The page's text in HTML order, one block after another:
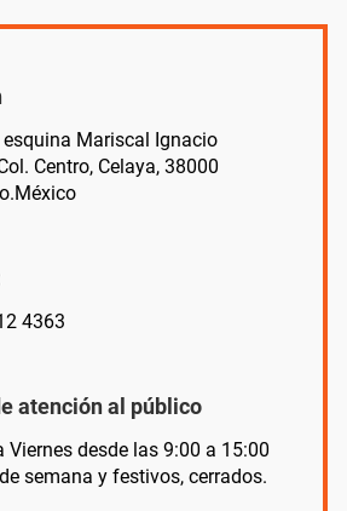
esquina Mariscal Ignacio
Centro, Celaya, 38000
4363
atención al público
Viernes desde las 9:00 a 15:00
semana y festivos, cerrados.